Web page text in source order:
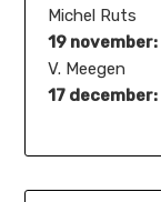
Michel Ruts
19 november:
V. Meegen
17 december: